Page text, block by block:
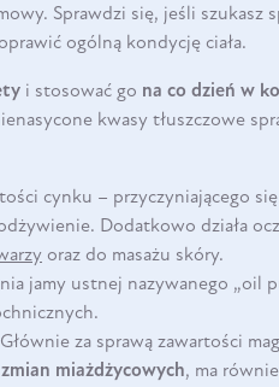
Sprawdzi się, jeśli
ogólną kondycję ciała.
i stosować go na co dzień w
kwasy tłuszczowe
cynku – przyczyniającego
Dodatkowo działa
oraz do masażu skóry.
jamy ustnej nazywanego „oil
Głównie za sprawą zawartości
zmian miażdżycowych, ma